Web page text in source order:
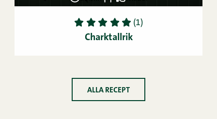
1 2 3 4 5 (1)
Charktallrik
ALLA RECEPT